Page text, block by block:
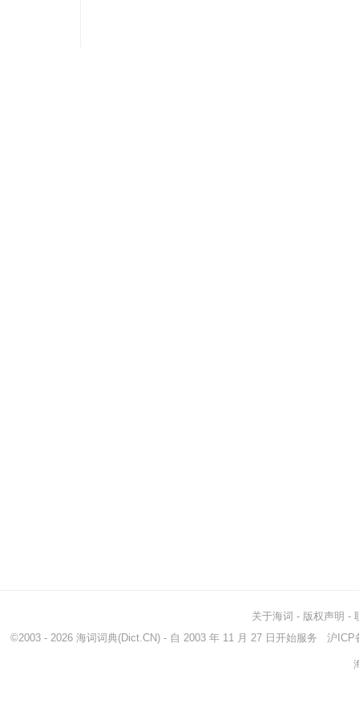
关于海词 - 版权声明 -
©2003 - 2026 海词词典(Dict.CN) - 自 2003 年 11 月 27 日开始服务 沪ICP